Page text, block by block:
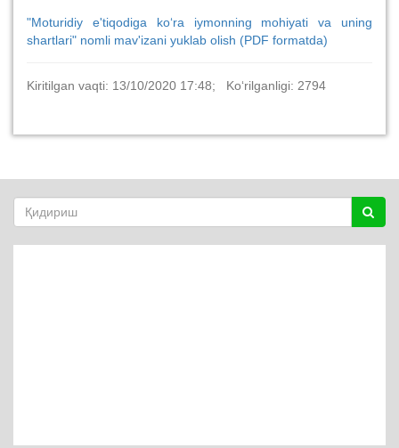
"Moturidiy e'tiqodiga ko‘ra iymonning mohiyati va uning
shartlari" nomli mav'izani yuklab olish (PDF formatda)
Kiritilgan vaqti: 13/10/2020 17:48; Ko‘rilganligi: 2794